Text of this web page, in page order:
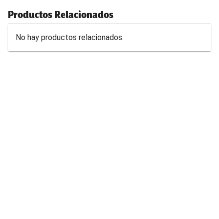
Productos Relacionados
No hay productos relacionados.